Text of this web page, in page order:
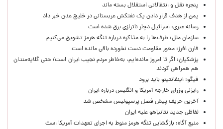
پنجره‌ نقل و انتقالاتی استقلال بسته ماند
یمن از هدف قرار دادن یک نفتکش عربستانی در خلیج عدن خبر داد
رسانه عبری: اسرائیل دچار ناترازی برق شده است
سازمان ملل: طرف‌ها را به مذاکره درباره تنگه هرمز تشویق می‌کنیم
فارن افرز: محور مقاومت دست نخورده باقی مانده است
پزشکیان: اگر تا امروز مانده‌ایم، به‌خاطر مردم نجیب ایران است/ حتی گلایه‌مندان
هم همراهی کردند
فیگو: اینفانتینو باید برود
رایزنی وزرای خارجه آمریکا و انگلیس درباره ایران
آخرین حریف پیش فصل پرسپولیس مشخص شد
لفاظی جدید نتانیاهو علیه ایران
منبع آگاه: بازگشایی تنگه هرمز منوط به اجرای تعهدات آمریکا است